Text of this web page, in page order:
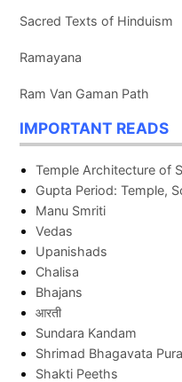
Sacred Texts of Hinduism
Ramayana
Ram Van Gaman Path
IMPORTANT READS
Temple Architecture of
Gupta Period: Temple,
Manu Smriti
Vedas
Upanishads
Chalisa
Bhajans
आरती
Sundara Kandam
Shrimad Bhagavata
Shakti Peeths